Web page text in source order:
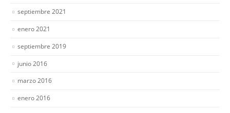
septiembre 2021
enero 2021
septiembre 2019
junio 2016
marzo 2016
enero 2016